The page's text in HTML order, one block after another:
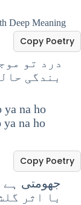
درد تو
بندگی
Copy Poetry
ya na ho
ya na ho
جھومتی ہے
با اثر
Copy Poetry